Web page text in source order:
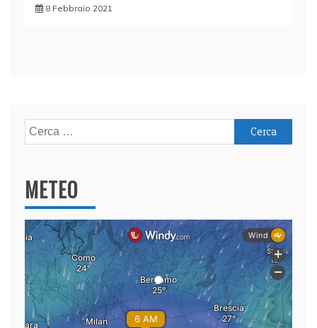
8 Febbraio 2021
Ricerca
per:
METEO